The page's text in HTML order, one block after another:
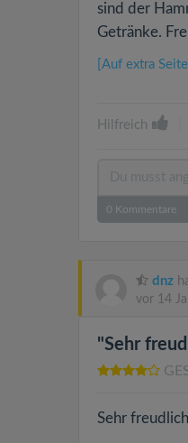
sind der
Getränke.
[Auf extra
Hilfreich
0 Kommentare
dnz
vor 14
"Sehr
Sehr